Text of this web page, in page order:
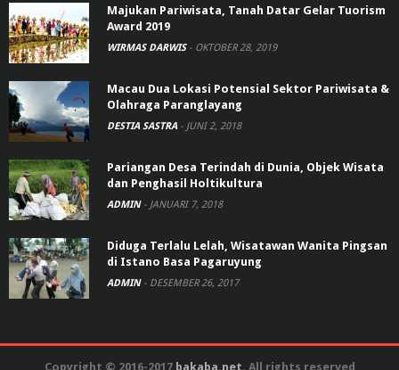
Majukan Pariwisata, Tanah Datar Gelar Tuorism
Award 2019
WIRMAS DARWIS - OKTOBER 28, 2019
Macau Dua Lokasi Potensial Sektor Pariwisata &
Olahraga Paranglayang
DESTIA SASTRA - JUNI 2, 2018
Pariangan Desa Terindah di Dunia, Objek Wisata
dan Penghasil Holtikultura
ADMIN - JANUARI 7, 2018
Diduga Terlalu Lelah, Wisatawan Wanita Pingsan
di Istano Basa Pagaruyung
ADMIN - DESEMBER 26, 2017
Copyright © 2016-2017 bakaba.net. All rights reserved